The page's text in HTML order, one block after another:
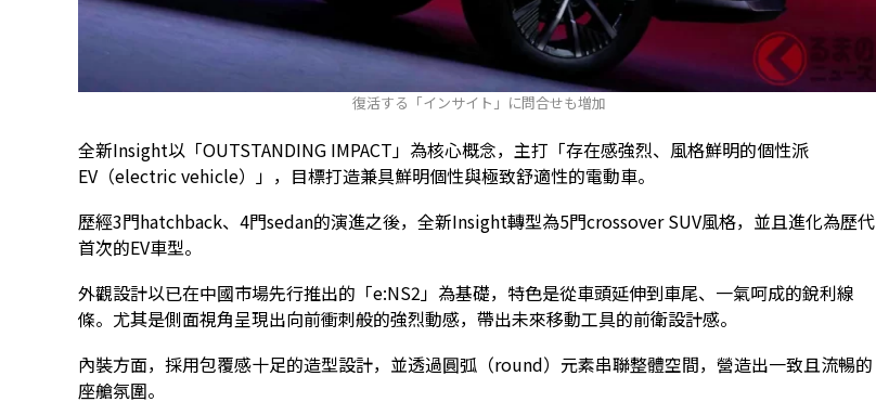
復活する「インサイト」に問合せも増加
全新Insight以「OUTSTANDING IMPACT」為核心概念，主打「存在感強烈、風格鮮明的個性派
EV（electric vehicle）」，目標打造兼具鮮明個性與極致舒適性的電動車。
歷經3門hatchback、4門sedan的演進之後，全新Insight轉型為5門crossover SUV風格，並且進化為歷代
首次的EV車型。
外觀設計以已在中國市場先行推出的「e:NS2」為基礎，特色是從車頭延伸到車尾、一氣呵成的銳利線
條。尤其是側面視角呈現出向前衝刺般的強烈動感，帶出未來移動工具的前衛設計感。
內裝方面，採用包覆感十足的造型設計，並透過圓弧（round）元素串聯整體空間，營造出一致且流暢的
座艙氛圍。